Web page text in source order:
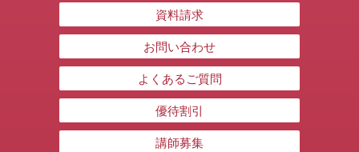
資料請求
お問い合わせ
よくあるご質問
優待割引
講師募集